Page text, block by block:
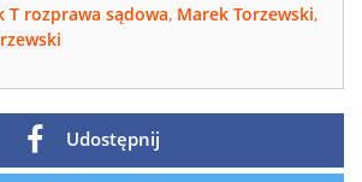
T rozprawa sądowa, Marek Torzewski,
Udostępnij